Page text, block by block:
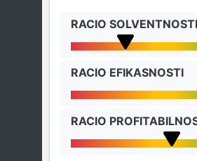
RACIO SOLVENTNOSTI
RACIO EFIKASNOSTI
RACIO